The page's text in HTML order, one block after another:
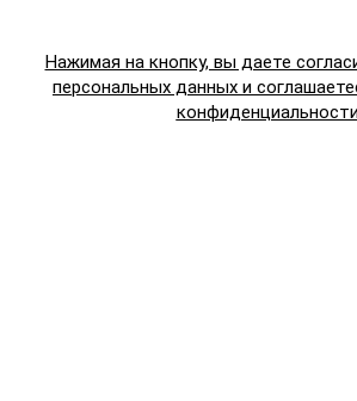
Нажимая на кнопку, вы даете
персональных данных и
конфиденциальности